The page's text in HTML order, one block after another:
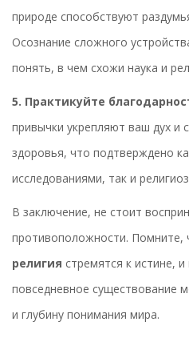
природе способствуют
Осознание сложного
понять, в чем схожи наука и
5. Практикуйте
привычки укрепляют ваш дух и
здоровья, что подтверждено
исследованиями, так и
В заключение, не стоит
противоположности. Помните,
религия стремятся к истине,
повседневное существование
и глубину понимания мира.